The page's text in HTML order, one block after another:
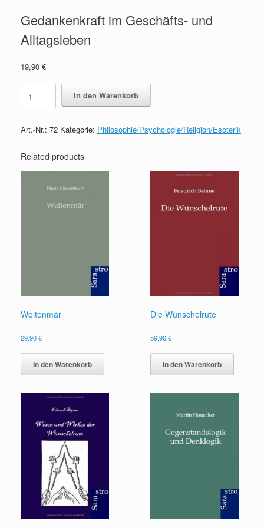
Gedankenkraft im Geschäfts- und
Alltagsleben
19,90 €
Gedankenkraft
Geschäfts-
Alltagsleben
In den Warenkorb
Art.-Nr.: 72 Kategorie: Philosophie/Psychologie/Religion/Esoterik
Related products
Weltenmär
29,90€
In den Warenkorb
Die Wünschelrute
59,90€
In den Warenkorb